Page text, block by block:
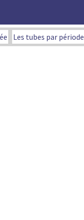
Les tubes par période